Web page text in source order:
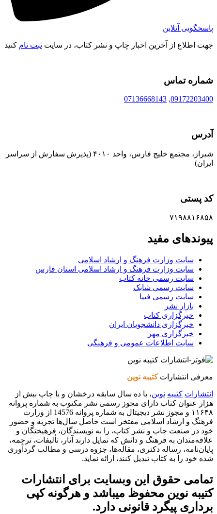
پاسخگویی آنلاین
جهت اطلاع از آخرین اخبار چاپ و نشر کتاب، در سایتثبت نام کنید
شماره تماس
09172203400
,
07136668143
آدرس
شیراز، مجتمع خلیج فارس، واحد ۴۰۱۰ (پذیرش سفارش از سراسر
ایران)
کد پستی
۷۱۹۸۸۱۶۸۵۸
پیوندهای مفید
سایت وزارت فرهنگ و ارشاد اسلامی
سایت وزارت فرهنگ و ارشاد اسلامی استان فارس
سایت رسمی خانه کتاب
سایت رسمی شابک
سایت رسمی فیپا
بازار نشر
خبرگزاری کتاب
خبرگزاری دانشجویان ایران
خبرگزاری مهر
سایت اطلاعات عمومی و فرهنگی
معرفی انتشاراتکتیبه نوین
انتشارات کتیبه نوین، با ده سال سابقه درخشان و با چاپ بیش از
هزار عنوان کتاب دارای مجوز رسمی نشر مکتوب به شماره پروانه
۱۱۶۴۸ و مجوز نشر دیجیتال به شماره پروانه 14576 از وزارت
فرهنگ و ارشاد اسلامی مفتخر است حاصل سال‌ها تجربه و حضور
خود در صنعت چاپ و نشر کتاب، را به نویسندگان، فرهیختگان و
علاقه‌مندان به فرهنگ و دانش که تمایل دارند آثار، تألیفات، ترجمه،
پایان‌نامه، رساله دکتری، مقاله‌ها، جزوه درسی و مطالب گردآوری
شده خود را به کتاب تبدیل کنند، ارائه نماید.
تمامی حقوق این وبسایت برای انتشارات
کتیبه نوین محفوظ میباشد و هرگونه کپی
برداری پیگرد قانونی دارد.